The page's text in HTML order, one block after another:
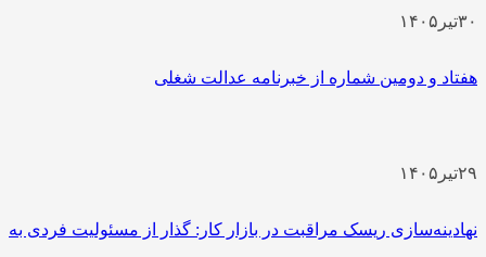
۱۴۰۵
و دومین شماره از خبرنامه عدالت شغلی
۱۴۰۵
ریسک مراقبت در بازار کار: گذار از مسئولیت فردی به